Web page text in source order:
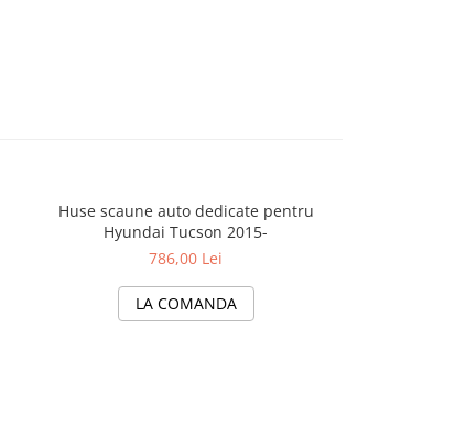
Huse scaune auto dedicate pentru
Hyundai Tucson 2015-
786,00 Lei
LA COMANDA